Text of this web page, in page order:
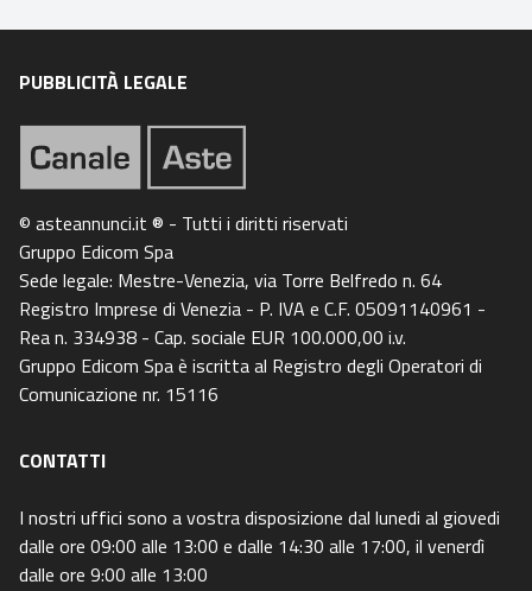
PUBBLICITÀ LEGALE
© asteannunci.it ® - Tutti i diritti riservati
Gruppo Edicom Spa
Sede legale: Mestre-Venezia, via Torre Belfredo n. 64
Registro Imprese di Venezia - P. IVA e C.F. 05091140961 -
Rea n. 334938 - Cap. sociale EUR 100.000,00 i.v.
Gruppo Edicom Spa è iscritta al Registro degli Operatori di
Comunicazione nr. 15116
CONTATTI
I nostri uffici sono a vostra disposizione dal lunedi al giovedi
dalle ore 09:00 alle 13:00 e dalle 14:30 alle 17:00, il venerdì
dalle ore 9:00 alle 13:00